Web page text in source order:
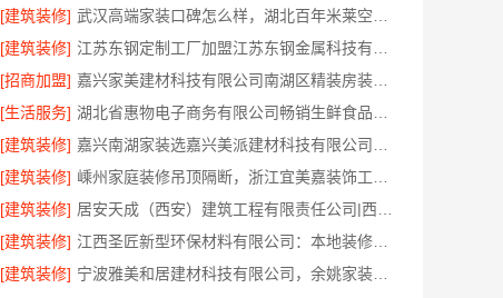
[建筑装修]
[建筑装修]
[招商加盟]
[生活服务]
[建筑装修]
[建筑装修]
[建筑装修]
[建筑装修]
[建筑装修]